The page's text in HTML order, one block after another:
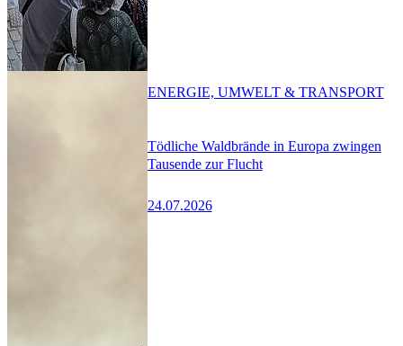
Tödliche Waldbrände in Europa zwingen
Tausende zur Flucht
24.07.2026
ENERGIE, UMWELT & TRANSPORT